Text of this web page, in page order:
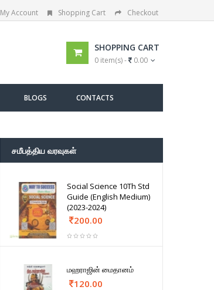
My Account Shopping Cart Checkout
SHOPPING CART
0 item(s) - 0.00
BLOGS CONTACTS
சமீபத்திய வரவுகள்
Social Science 10Th Std
Guide (English Medium)
(2023-2024)
200.00
மஹராஜின் மைதானம்
120.00